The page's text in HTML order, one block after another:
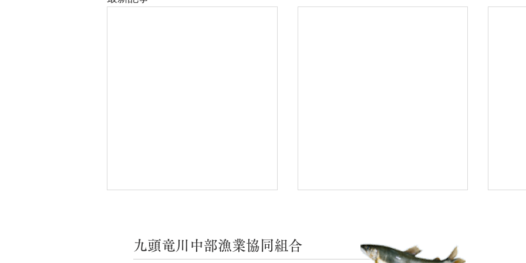
河川の状況 河川の状況
九頭竜川中部漁業協同組合